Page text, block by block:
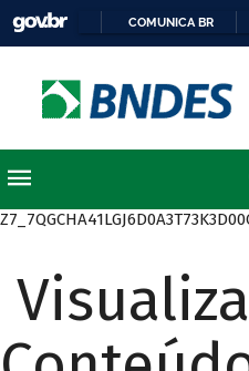
COMUNICA BR